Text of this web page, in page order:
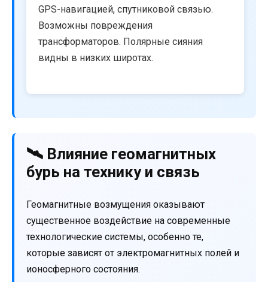
GPS-навигацией, спутниковой связью.
Возможны повреждения
трансформаторов. Полярные сияния
видны в низких широтах.
🛰️ Влияние геомагнитных
бурь на технику и связь
Геомагнитные возмущения оказывают
существенное воздействие на современные
технологические системы, особенно те,
которые зависят от электромагнитных полей и
ионосферного состояния.